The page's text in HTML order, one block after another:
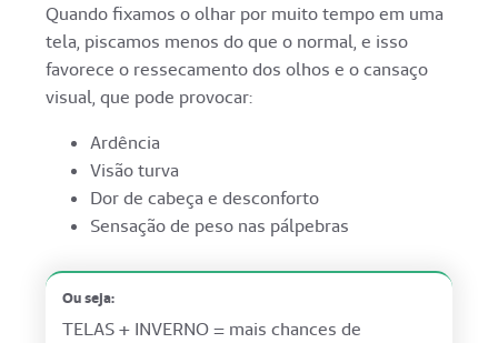
Quando fixamos o olhar por muito tempo em uma
tela, piscamos menos do que o normal, e isso
favorece o ressecamento dos olhos e o cansaço
visual, que pode provocar:
Ardência
Visão turva
Dor de cabeça e desconforto
Sensação de peso nas pálpebras
Ou seja:
TELAS + INVERNO = mais chances de